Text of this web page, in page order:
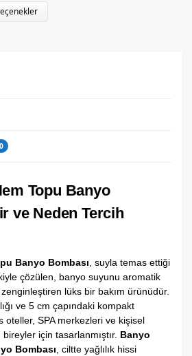
0
Topu Banyo
ve Neden Tercih
Banyo Bombası , suyla temas ettiği
çözülen, banyo suyunu aromatik
lüks bir bakım ürünüdür.
ve 5 cm çapındaki kompakt
oteller, SPA merkezleri ve kişisel
için tasarlanmıştır. Banyo
Bombası , ciltte yağlılık hissi